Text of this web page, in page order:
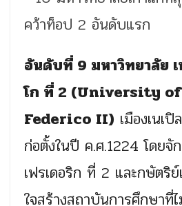
อันดับที่ 9 มหาวิทยาลัย เ
โก ที่ 2 (University
Federico II) เมืองเนเ
ก่อตั้งในปี ค.ศ.1224 โดยจั
เฟรเดอริก ที่ 2 และกษัตริ
ใจสร้างสถาบันการศึกษาที่